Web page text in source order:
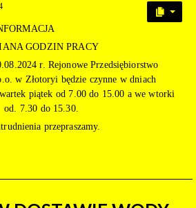
GODZIN PRACY
r. Rejonowe Przedsiębiorstwo
w Złotoryi będzie czynne w dniach
piątek od 7.00 do 15.00 a we wtorki
od. 7.30 do 15.30.
przepraszamy.